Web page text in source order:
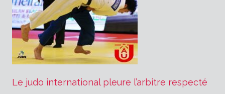
Le judo international pleure l’arbitre respecté